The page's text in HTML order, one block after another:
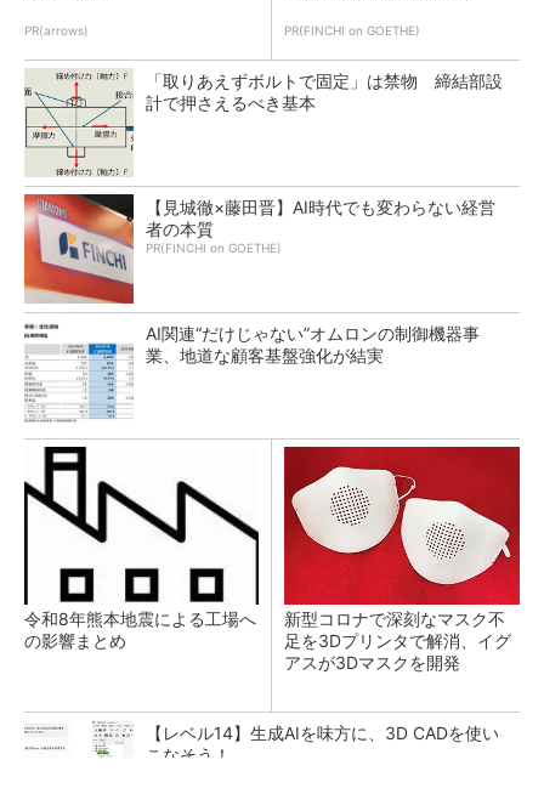
PR(arrows) PR(FINCHI on GOETHE)
「取りあえずボルトで固定」は禁物 締結部設
計で押さえるべき基本
【見城徹×藤田晋】AI時代でも変わらない経営
者の本質
PR(FINCHI on GOETHE)
AI関連“だけじゃない”オムロンの制御機器事
業、地道な顧客基盤強化が結実
令和8年熊本地震による工場へ
の影響まとめ
新型コロナで深刻なマスク不
足を3Dプリンタで解消、イグ
アスが3Dマスクを開発
【レベル14】生成AIを味方に、3D CADを使い
こなそう！